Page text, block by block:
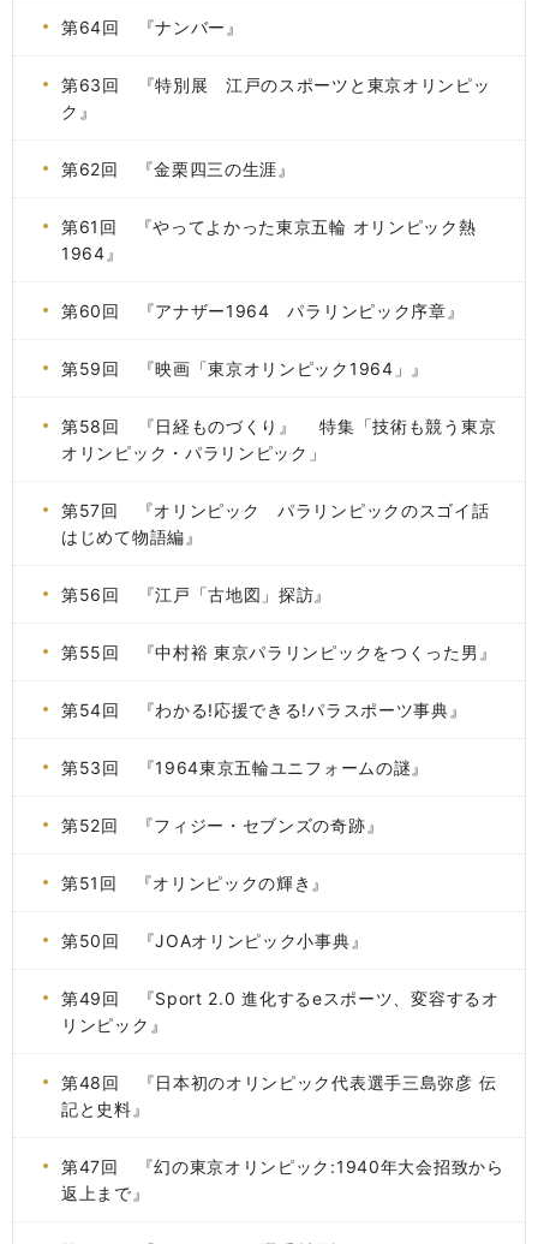
第64回 『ナンバー』
第63回 『特別展 江戸のスポーツと東京オリンピッ
ク』
第62回 『金栗四三の生涯』
第61回 『やってよかった東京五輪 オリンピック熱
1964』
第60回 『アナザー1964 パラリンピック序章』
第59回 『映画「東京オリンピック1964」』
第58回 『日経ものづくり』 特集「技術も競う東京
オリンピック・パラリンピック」
第57回 『オリンピック パラリンピックのスゴイ話
はじめて物語編』
第56回 『江戸「古地図」探訪』
第55回 『中村裕 東京パラリンピックをつくった男』
第54回 『わかる!応援できる!パラスポーツ事典』
第53回 『1964東京五輪ユニフォームの謎』
第52回 『フィジー・セブンズの奇跡』
第51回 『オリンピックの輝き』
第50回 『JOAオリンピック小事典』
第49回 『Sport 2.0 進化するeスポーツ、変容するオ
リンピック』
第48回 『日本初のオリンピック代表選手三島弥彦 伝
記と史料』
第47回 『幻の東京オリンピック:1940年大会招致から
返上まで』